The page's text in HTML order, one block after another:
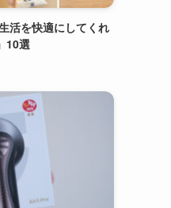
活を快適にしてくれ
10選